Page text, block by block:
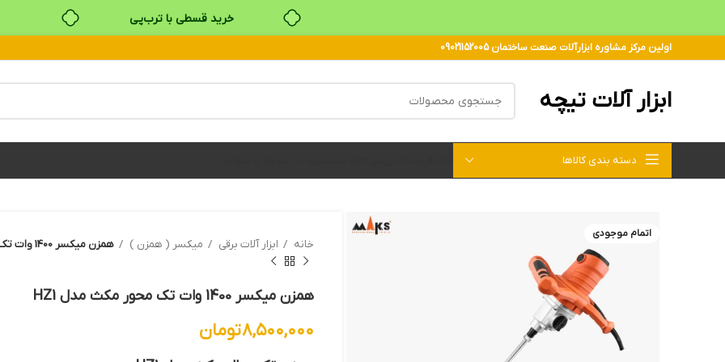
خرید قسطی با ترب‌پی
اولین مرکز مشاوره ابزارآلات صنعت ساختمان 09021152005
ابزار آلات تیچه
دسته بندی کالاها
اتمام موجودی
خانه ابزار آلات برقي میکسر ( همزن ) همزن میکسر 1400 وات تک محور مکث مدل HZ1
همزن میکسر 1400 وات تک محور مکث مدل HZ1
۸,۵۰۰,۰۰۰تومان